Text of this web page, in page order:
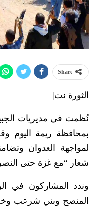
Share
الثورة نت|
نُظمت في مديريات
بمحافظة ريمة اليوم
لمواجهة العدوان
شعار “مع غزة حتى
وندد المشاركون في
المنصح وبني شرعب